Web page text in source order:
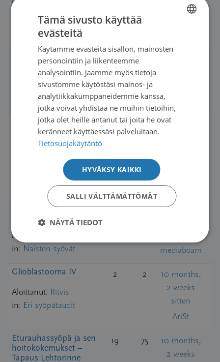
vaikutus orgasmiin
Aloittanut:Deneb
Naisten syövät
Deneb
ISUP1 eturauhassyöpä
Aloittanut:soossix
Miesten syövät
2
letrozol ratiopharm
kokemuksia
Vaahtera
Naisten syövät
Letrozolista
Aloittanut:
in: Naisten syövät
5 18
10 months,
mediaboam
Glioblastooma IV
Aloittanut: Ritvis
in: Eri syöpätaudit
2 2
10 months,
2 weeks
sitten
AriSt
Eturauhassyöpä ja sen
hoitokokemukset –
Tapaus Lehtorinne
19 75
10 months,
2 weeks
SWEDISH
Tämä sivusto käyttää
evästeitä
Käytämme evästeitä sisällön, mainosten
personointiin ja liikenteemme
analysointiin. Jaamme myös tietoja
sivustomme käytöstäsi mainos- ja
analytiikkakumppaneidemme kanssa,
jotka voivat yhdistää ne muihin tietoihin,
jotka olet heille antanut tai joita he ovat
keränneet käyttäessäsi palveluitaan.
Tietosuojakäytäntö
HYVÄKSY KAIKKI
SALLI VÄLTTÄMÄTTÖMÄT
NÄYTÄ TIEDOT